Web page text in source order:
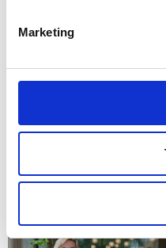
Marketing
Energimærke A(2010)